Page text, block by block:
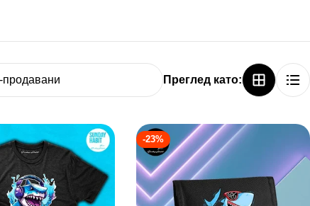
Преглед като:
-23%